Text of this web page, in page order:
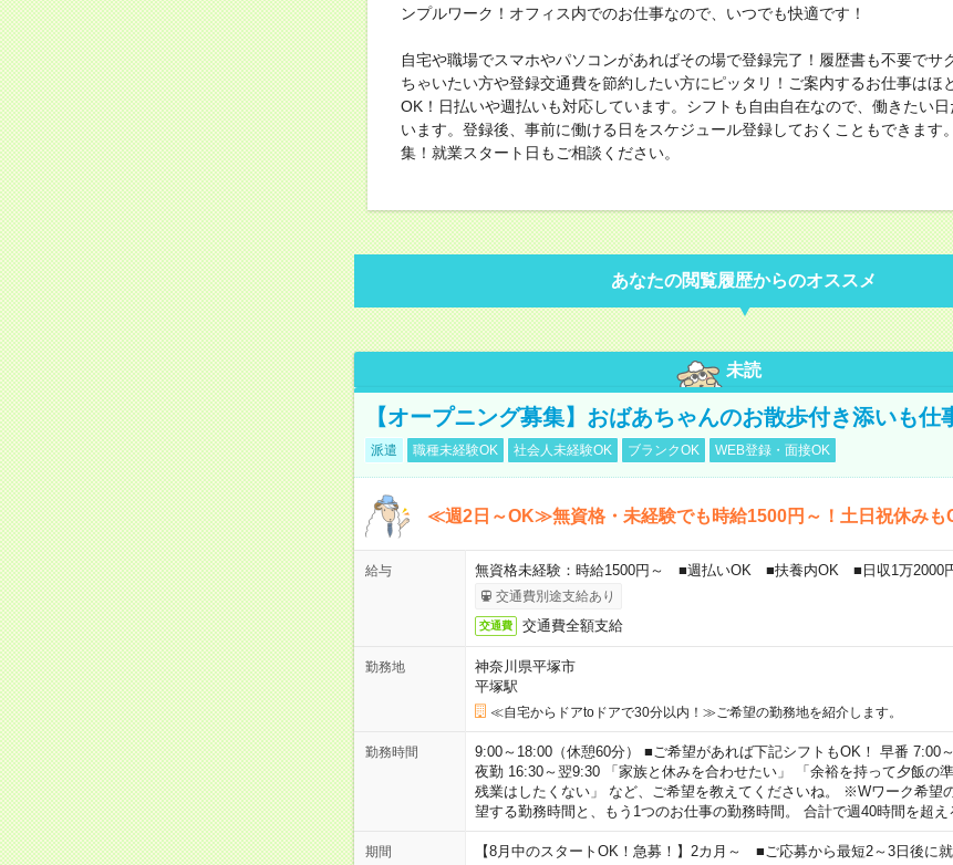
ンプルワーク！オフィス内でのお仕事なので、いつでも快適です！
自宅や職場でスマホやパソコンがあればその場で登録完了！履歴書も不要でサ
ちゃいたい方や登録交通費を節約したい方にピッタリ！ご案内するお仕事はほ
OK！日払いや週払いも対応しています。シフトも自由自在なので、働きたい
います。登録後、事前に働ける日をスケジュール登録しておくこともできます
集！就業スタート日もご相談ください。
あなたの閲覧履歴からのオススメ
未読
【オープニング募集】おばあちゃんのお散歩付き添いも仕
派遣 職種未経験OK 社会人未経験OK ブランクOK WEB登録・面接OK
≪週2日～OK≫無資格・未経験でも時給1500円～！土日祝休みも
給与 無資格未経験：時給1500円～ ■週払いOK ■扶養内OK ■日収1万2000
交通費別途支給あり
交通費 交通費全額支給
勤務地
神奈川県平塚市
平塚駅
≪自宅からドアtoドアで30分以内！≫ご希望の勤務地を紹介します。
勤務時間
9:00～18:00（休憩60分） ■ご希望があれば下記シフトもOK！ 早番 7:00
夜勤 16:30～翌9:30 「家族と休みを合わせたい」 「余裕を持って夕飯の
残業はしたくない」 など、ご希望を教えてくださいね。 ※Wワーク希望
望する勤務時間と、もう1つのお仕事の勤務時間。 合計で週40時間を超え
期間 【8月中のスタートOK！急募！】2カ月～ ■ご応募から最短2～3日後に就